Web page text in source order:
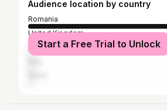
Audience location by country
Romania
United Kingdom
Germany
Start a Free Trial to Unlock